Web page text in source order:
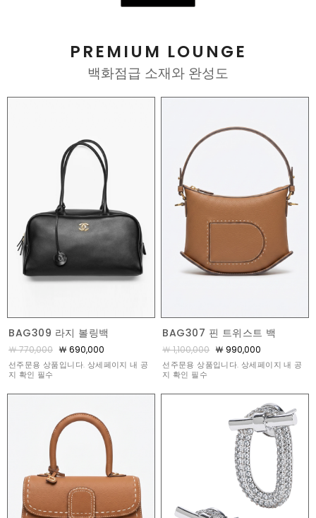
PREMIUM LOUNGE
백화점급 소재와 완성도
BAG309 라지 볼링백
￦ 770,000 ￦ 690,000
선주문용 상품입니다. 상세페이지 내 공
지 확인 필수
BAG307 핀 트위스트 백
￦ 1,100,000 ￦ 990,000
선주문용 상품입니다. 상세페이지 내 공
지 확인 필수